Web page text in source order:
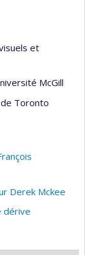
et
McGill
Toronto
Derek Mckee
dérive